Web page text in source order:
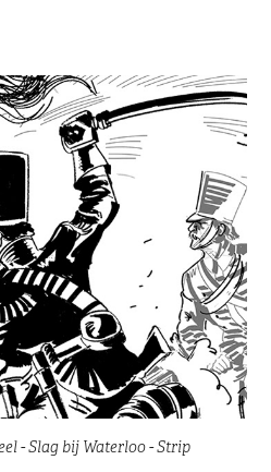
- Slag bij Waterloo - Strip